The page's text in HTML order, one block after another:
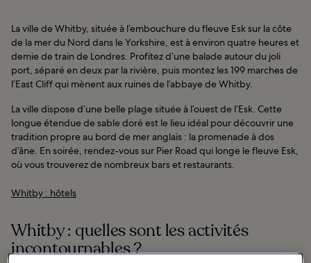
La ville de Whitby, située à l’embouchure du fleuve Esk sur la côte
de la mer du Nord dans le Yorkshire, est à environ quatre heures et
demie de train de Londres. Profitez d’une balade autour du joli
port, séparé en deux par la rivière, puis montez les 199 marches de
l’East Cliff qui mènent aux ruines de l’abbaye de Whitby.
La ville dispose d’une belle plage située à l’ouest de l’Esk. Cette
longue étendue de sable doré est le lieu idéal pour découvrir une
tradition propre au bord de mer anglais : la promenade à dos
d’âne. En soirée, rendez-vous sur Pier Road qui longe le fleuve Esk,
où vous trouverez de nombreux bars et restaurants.
Whitby : hôtels
Whitby : quelles sont les activités
incontournables ?